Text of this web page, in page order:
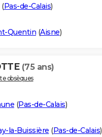
(Pas-de-Calais)
Quentin (Aisne)
(75 ans)
obsèques
(Pas-de-Calais)
la-Buissière (Pas-de-Calais)